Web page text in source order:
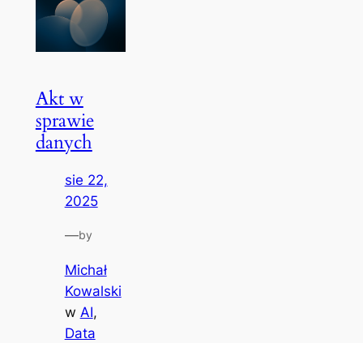
Akt w
sprawie
danych
sie 22,
2025
—by
Michał
Kowalski
w AI
Data